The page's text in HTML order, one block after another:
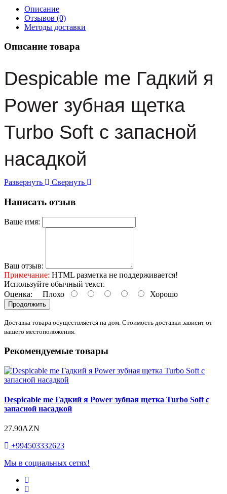
Описание
Отзывов (0)
Методы доставки
Описание товара
Despicable me Гадкий я
Power зубная щетка
Turbo Soft с запасной
насадкой
Развернуть Свернуть
Написать отзыв
Ваше имя:
Ваш отзыв:
Примечание: HTML разметка не поддерживается!
Используйте обычный текст.
Оценка: Плохо Хорошо
Продолжить
Доставка товара осуществляется на дом. Стоимость доставки зависит от
вашего местоположения.
Рекомендуемые товары
Despicable me Гадкий я Power зубная щетка Turbo Soft с
запасной насадкой
27.90AZN
+994503332623
Мы в социальных сетях!